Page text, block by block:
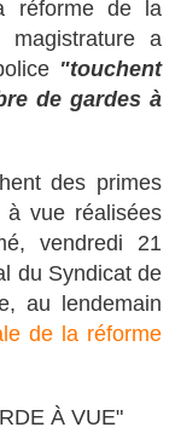
réforme de la
a
"touchent
de gardes à
des primes
vue réalisées
vendredi 21
du Syndicat de
au lendemain
de la réforme
À VUE"